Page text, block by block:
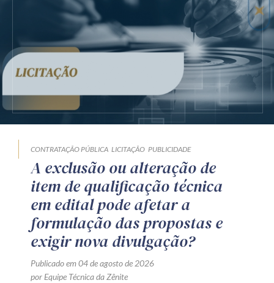
CONTRATAÇÃO PÚBLICA LICITAÇÃO PUBLICIDADE
A exclusão ou alteração de
item de qualificação técnica
em edital pode afetar a
formulação das propostas e
exigir nova divulgação?
Publicado em 04 de agosto de 2026
por Equipe Técnica da Zênite